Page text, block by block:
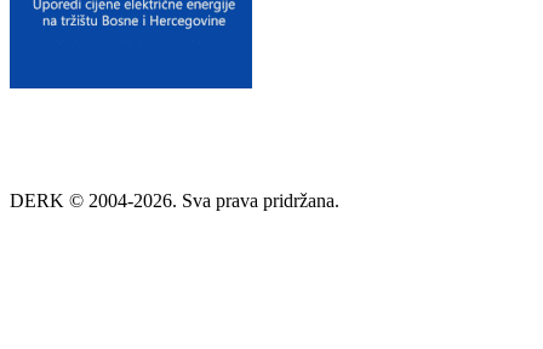
DERK © 2004-2026. Sva prava pridržana.